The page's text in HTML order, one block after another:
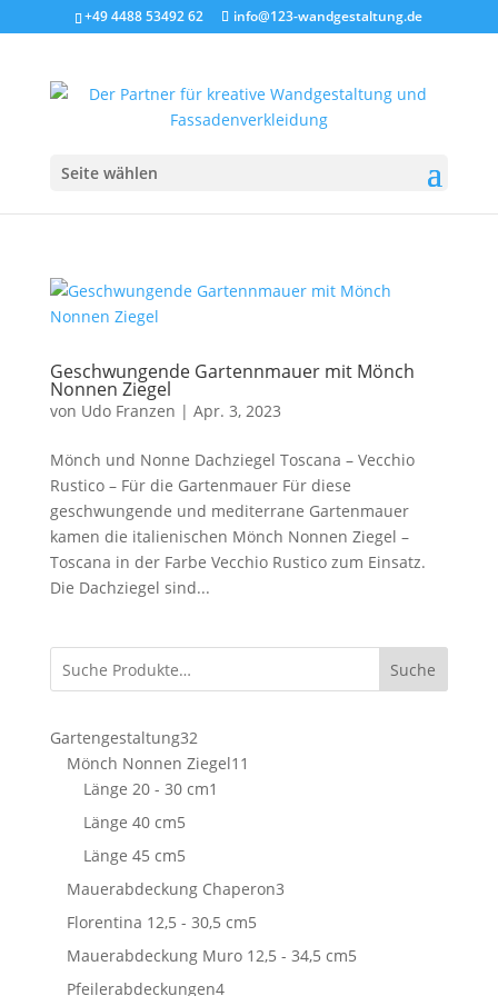
+49 4488 53492 62 info@123-wandgestaltung.de
Seite wählen
Geschwungende Gartennmauer mit Mönch
Nonnen Ziegel
von Udo Franzen | Apr. 3, 2023
Mönch und Nonne Dachziegel Toscana – Vecchio
Rustico – Für die Gartenmauer Für diese
geschwungende und mediterrane Gartenmauer
kamen die italienischen Mönch Nonnen Ziegel –
Toscana in der Farbe Vecchio Rustico zum Einsatz.
Die Dachziegel sind...
Suche
Gartengestaltung3232
Produkte
Mönch Nonnen Ziegel11
Länge 20 - 30 cm1
Länge 40 cm55
Produkte
Länge 45 cm55
Produkte
Mauerabdeckung Chaperon33
Florentina 12,5 - 30,5 cm55
Produkte
Mauerabdeckung Muro 12,5 - 34,5 cm55
Pfeilerabdeckungen44